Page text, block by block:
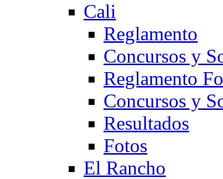
Cali
Reglamento
Concursos y
Reglamento
Concursos y
Resultados
Fotos
El Rancho